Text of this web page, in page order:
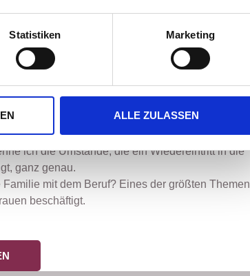
Statistiken Marketing
ALLE ZULASSEN
bearbeiten können.
Führungskräfte
FÜR FRAUEN
ich die Umstände, die ein Wiedereintritt in die
ganz genau.
mit dem Beruf? Eines der größten Themen
beschäftigt.